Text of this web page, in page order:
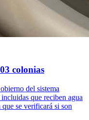
colonias
del sistema
que reciben agua
se verificará si son